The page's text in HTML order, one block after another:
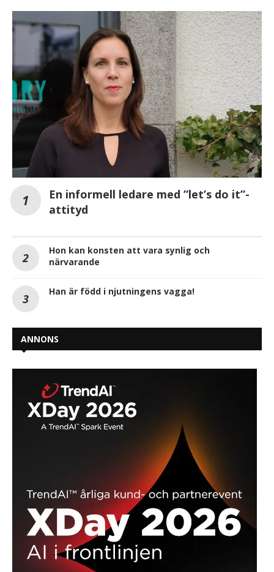
En informell ledare med ”let’s do it”-
attityd
Hon kan konsten att vara synlig och
närvarande
Han är född i njutningens vagga!
ANNONS